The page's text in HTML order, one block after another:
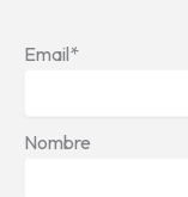
Email*
Nombre